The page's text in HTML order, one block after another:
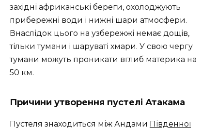
західні африканські береги, охолоджують
прибережні води і нижні шари атмосфери.
Внаслідок цього на узбережжі немає дощів,
тільки тумани і шаруваті хмари. У свою чергу
тумани можуть проникати вглиб материка на
50 км.
Причини утворення пустелі Атакама
Пустеля знаходиться між Андами Південної